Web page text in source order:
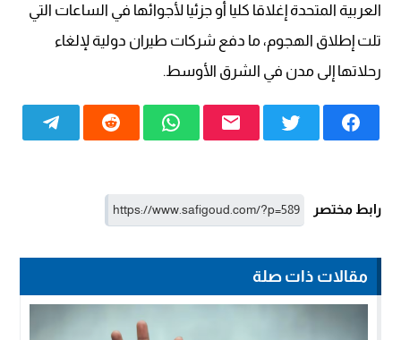
العربية المتحدة إغلاقا كليا أو جزئيا لأجوائها في الساعات التي
تلت إطلاق الهجوم، ما دفع شركات طيران دولية لإلغاء
رحلاتها إلى مدن في الشرق الأوسط.
رابط مختصر
مقالات ذات صلة